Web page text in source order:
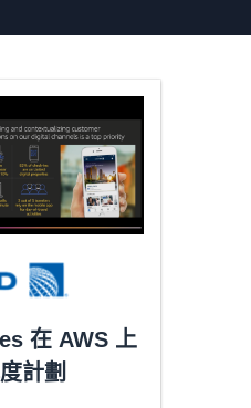
在 AWS 上
計劃